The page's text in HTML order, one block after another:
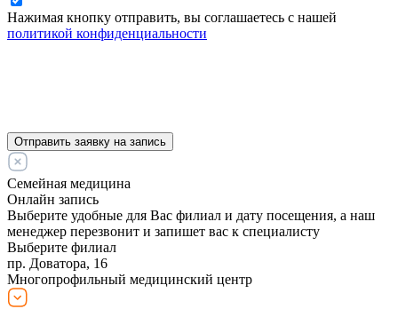
Нажимая кнопку отправить, вы соглашаетесь с нашей
политикой конфиденциальности
Отправить заявку на запись
Семейная медицина
Онлайн запись
Выберите удобные для Вас филиал и дату посещения, а наш
менеджер перезвонит и запишет вас к специалисту
Выберите филиал
пр. Доватора, 16
Многопрофильный медицинский центр